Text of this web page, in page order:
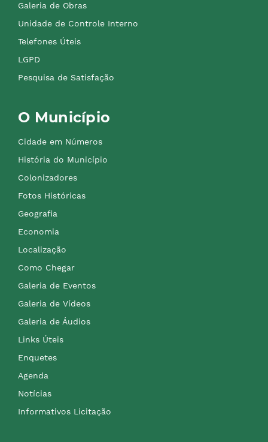
Galeria de Obras
Unidade de Controle Interno
Telefones Úteis
LGPD
Pesquisa de Satisfação
O Município
Cidade em Números
História do Município
Colonizadores
Fotos Históricas
Geografia
Economia
Localização
Como Chegar
Galeria de Eventos
Galeria de Vídeos
Galeria de Áudios
Links Úteis
Enquetes
Agenda
Notícias
Informativos Licitação